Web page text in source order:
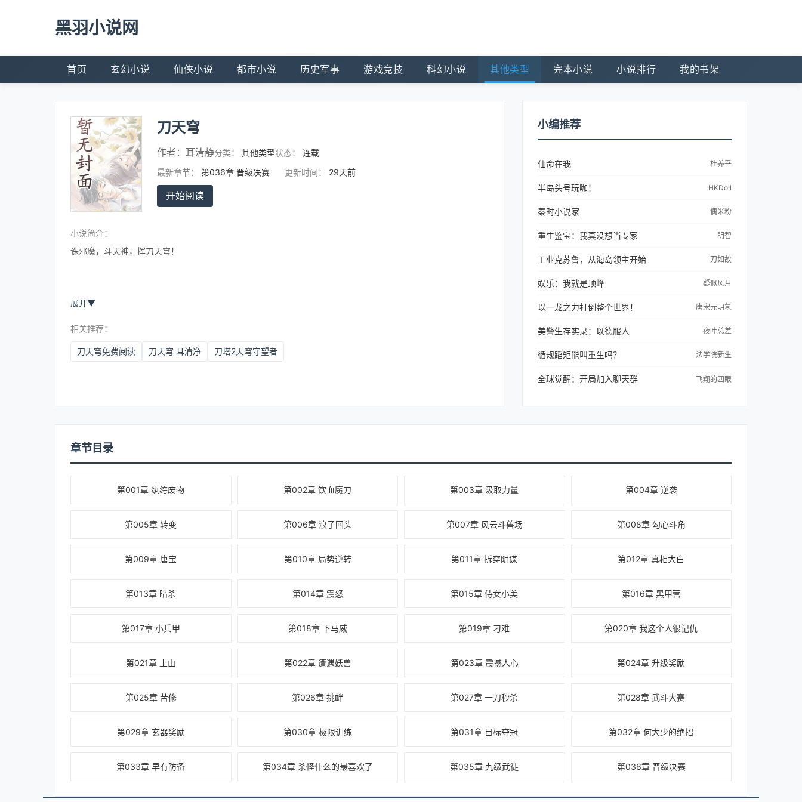
黑羽小说网
首页 玄幻小说 仙侠小说 都市小说 历史军事 游戏竞技 科幻小说 其他类型 完本小说 小说排行 我的书架
刀天穹
作者： 耳清静分类： 其他类型状态：
连载
最新章节：
第036章 晋级决赛 更新时间： 29天前
开始阅读
小说简介：
诛邪魔，斗天神，挥刀天穹！
展开▼
相关推荐：
刀天穹免费阅读 刀天穹 耳清净 刀塔2天穹守望者
小编推荐
仙命在我 杜养吾
半岛头号玩咖！ HKDoll
秦时小说家 偶米粉
重生鉴宝：我真没想当专家 眀智
工业克苏鲁，从海岛领主开始 刀如故
娱乐：我就是顶峰 疑似风月
以一龙之力打倒整个世界！ 唐宋元明氢
美警生存实录：以德服人 夜叶总差
循规蹈矩能叫重生吗？ 法学院新生
全球觉醒：开局加入聊天群 飞翔的四眼
章节目录
第001章 纨绔废物 第002章 饮血魔刀 第003章 汲取力量 第004章 逆袭
第005章 转变 第006章 浪子回头 第007章 风云斗兽场 第008章 勾心斗角
第009章 唐宝 第010章 局势逆转 第011章 拆穿阴谋 第012章 真相大白
第013章 暗杀 第014章 震怒 第015章 侍女小美 第016章 黑甲营
第017章 小兵甲 第018章 下马威 第019章 刁难 第020章 我这个人很记仇
第021章 上山 第022章 遭遇妖兽 第023章 震撼人心 第024章 升级奖励
第025章 苦修 第026章 挑衅 第027章 一刀秒杀 第028章 武斗大赛
第029章 玄器奖励 第030章 极限训练 第031章 目标夺冠 第032章 何大少的绝招
第033章 早有防备 第034章 杀怪什么的最喜欢了 第035章 九级武徒 第036章 晋级决赛